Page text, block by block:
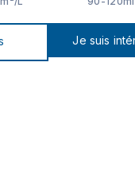
Je suis